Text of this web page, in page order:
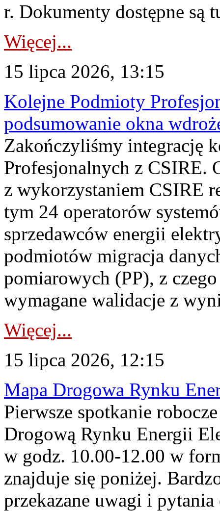
r. Dokumenty dostępne są
Więcej...
15 lipca 2026, 13:15
Kolejne Podmioty
podsumowanie okna
Zakończyliśmy integrację
Profesjonalnych z CSIRE.
z wykorzystaniem CSIRE
tym 24 operatorów
sprzedawców energii
podmiotów migracja
pomiarowych (PP), z
wymagane walidacje z
Więcej...
15 lipca 2026, 12:15
Mapa Drogowa Rynku
Pierwsze spotkanie
Drogową Rynku Energii
w godz. 10.00-12.00 w
znajduje się poniżej.
przekazane uwagi i